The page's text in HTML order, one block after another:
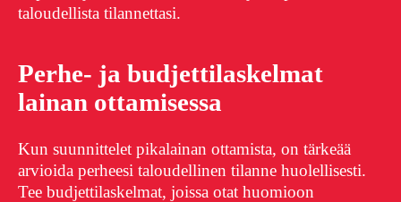
taloudellista tilannettasi.
Perhe- ja budjettilaskelmat
lainan ottamisessa
Kun suunnittelet pikalainan ottamista, on tärkeää
arvioida perheesi taloudellinen tilanne huolellisesti.
Tee budjettilaskelmat, joissa otat huomioon